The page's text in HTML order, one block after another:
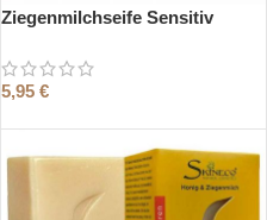
Ziegenmilchseife Sensitiv
5,95 €